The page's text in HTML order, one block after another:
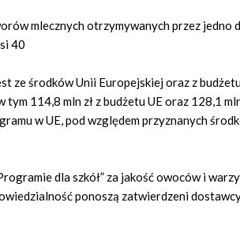
mlecznych otrzymywanych przez jedno
40
ze środków Unii Europejskiej oraz z
114,8 mln zł z budżetu UE oraz 128,1
w UE, pod względem przyznanych
dla szkół” za jakość owoców i
ponoszą zatwierdzeni